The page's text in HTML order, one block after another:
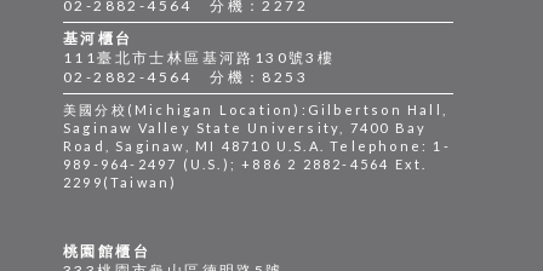
桃園館櫃台
02-2882-4564 分機：2272
基河櫃台
111臺北市士林區基河路130號3樓
02-2882-4564 分機：8253
美國分校(Michigan Location):Gilbertson Hall,
Saginaw Valley State University, 7400 Bay
Road, Saginaw, MI 48710 U.S.A. Telephone: 1-
989-964-2497 (U.S.); +886 2 2882-4564 Ext.
2299(Taiwan)